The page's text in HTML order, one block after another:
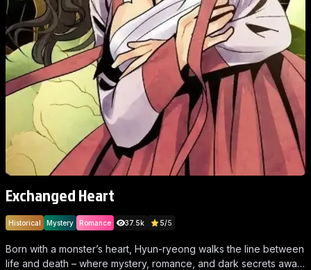
Exchanged Heart
Historical Mystery Romance 37.5k 5/5
Born with a monster’s heart, Hyun-ryeong walks the line between
life and death – where mystery, romance, and dark secrets await